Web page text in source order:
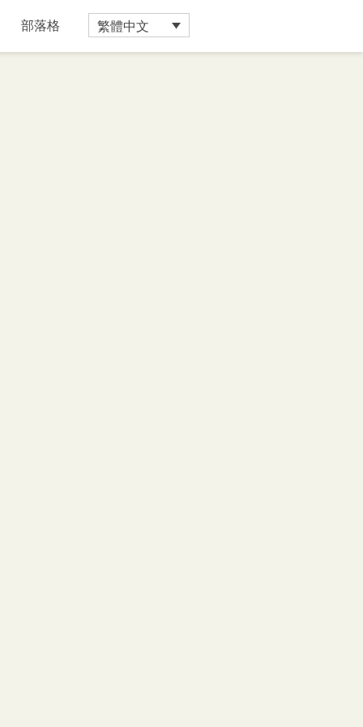
部落格 繁體中文